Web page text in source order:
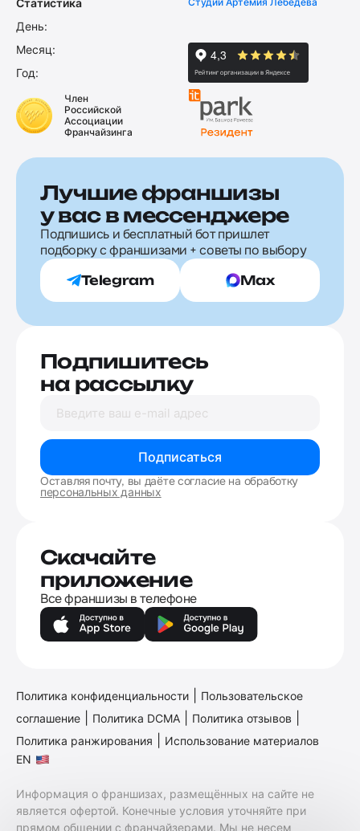
Статистика
День:
Месяц:
Год:
Член
Российской
Ассоциации
Франчайзинга
Лучшие франшизы
у вас в мессенджере
Подпишись и бесплатный бот пришлет
подборку с франшизами + советы по выбору
Telegram Max
Подпишитесь
на рассылку
Подписаться
Оставляя почту, вы даёте согласие на обработку
персональных данных
Скачайте
приложение
Все франшизы в телефоне
Политика конфиденциальности
Пользовательское
соглашение
Политика DCMA Политика отзывов
Политика ранжирования
Использование материалов
EN
Информация о франшизах, размещённых на сайте не
является офертой. Конечные условия уточняйте при
прямом общении с франчайзерами. Мы не несем